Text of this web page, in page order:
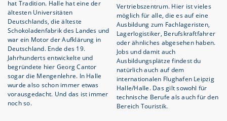
hat Tradition. Halle hat eine der
ältesten Universitäten
Deutschlands, die älteste
Schokoladenfabrik des Landes und
war ein Motor der Aufklärung in
Deutschland. Ende des 19.
Jahrhunderts entwickelte und
begründete hier Georg Cantor
sogar die Mengenlehre. In Halle
wurde also schon immer etwas
vorausgedacht. Und das ist immer
noch so.
Vertriebszentrum. Hier ist vieles
möglich für alle, die es auf eine
Ausbildung zum Fachlageristen,
Lagerlogistiker, Berufskraftfahrer
oder ähnliches abgesehen haben.
Jobs und damit auch
Ausbildungsplätze findest du
natürlich auch auf dem
internationalen Flughafen Leipzig
Halle/Halle. Das gilt sowohl für
technische Berufe als auch für den
Bereich Touristik.